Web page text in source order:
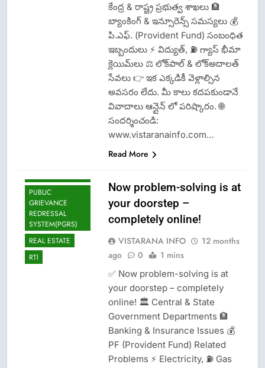
కేంద్ర & రాష్ట్ర ప్రభుత్వ శాఖలు 🏦
బ్యాంకింగ్ & ఇన్సూరెన్స్ సమస్యలు 💰
పి.ఎఫ్. (Provident Fund) సంబంధిత
ఇబ్బందులు ⚡ విద్యుత్, ⛽ గ్యాస్ భీమా
క్లెయిమ్‌లు ⚖️ లోక్‌పాల్ & లోక్అదాలత్
సేవలు 👉 ఇక ఎక్కడికీ వెళ్లాల్సిన
అవసరం లేదు. మీ కాలు కదపకుండానే
వివాదాలు ఆన్లైన్ లో పరిష్కారం. 🌐
సందర్శించండి:
www.vistaranainfo.com…
Read More
PUBLIC
GRIEVANCE
REDRESSAL
SYSTEM(PGRS)
REAL ESTATE
RTI
Now problem-solving is at
your doorstep –
completely online!
VISTARANA INFO
12 months
ago
0 1 mins
✅ Now problem-solving is at
your doorstep – completely
online! 🏛️ Central & State
Government Departments 🏦
Banking & Insurance Issues 💰
PF (Provident Fund) Related
Problems ⚡ Electricity, ⛽ Gas